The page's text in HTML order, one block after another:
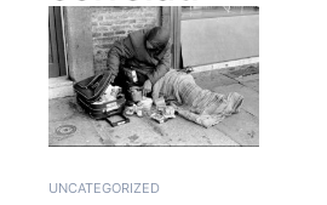
UNCATEGORIZED